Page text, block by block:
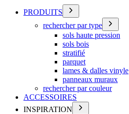
PRODUITS
rechercher par type
sols haute pression
sols bois
stratifié
parquet
lames & dalles vinyle
panneaux muraux
rechercher par couleur
ACCESSOIRES
INSPIRATION